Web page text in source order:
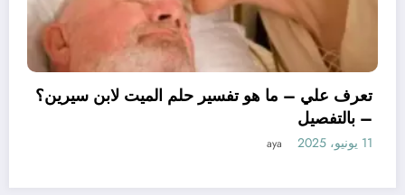
تعرف علي – ما
تأويل ابن سيرين لتفسير حلم